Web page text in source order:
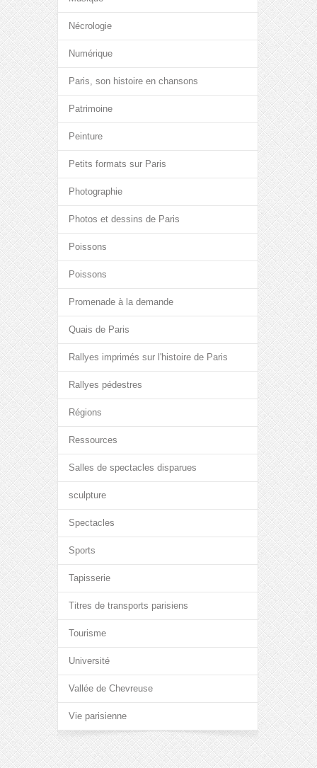
Nécrologie
Numérique
Paris, son histoire en chansons
Patrimoine
Peinture
Petits formats sur Paris
Photographie
Photos et dessins de Paris
Poissons
Poissons
Promenade à la demande
Quais de Paris
Rallyes imprimés sur l'histoire de Paris
Rallyes pédestres
Régions
Ressources
Salles de spectacles disparues
sculpture
Spectacles
Sports
Tapisserie
Titres de transports parisiens
Tourisme
Université
Vallée de Chevreuse
Vie parisienne